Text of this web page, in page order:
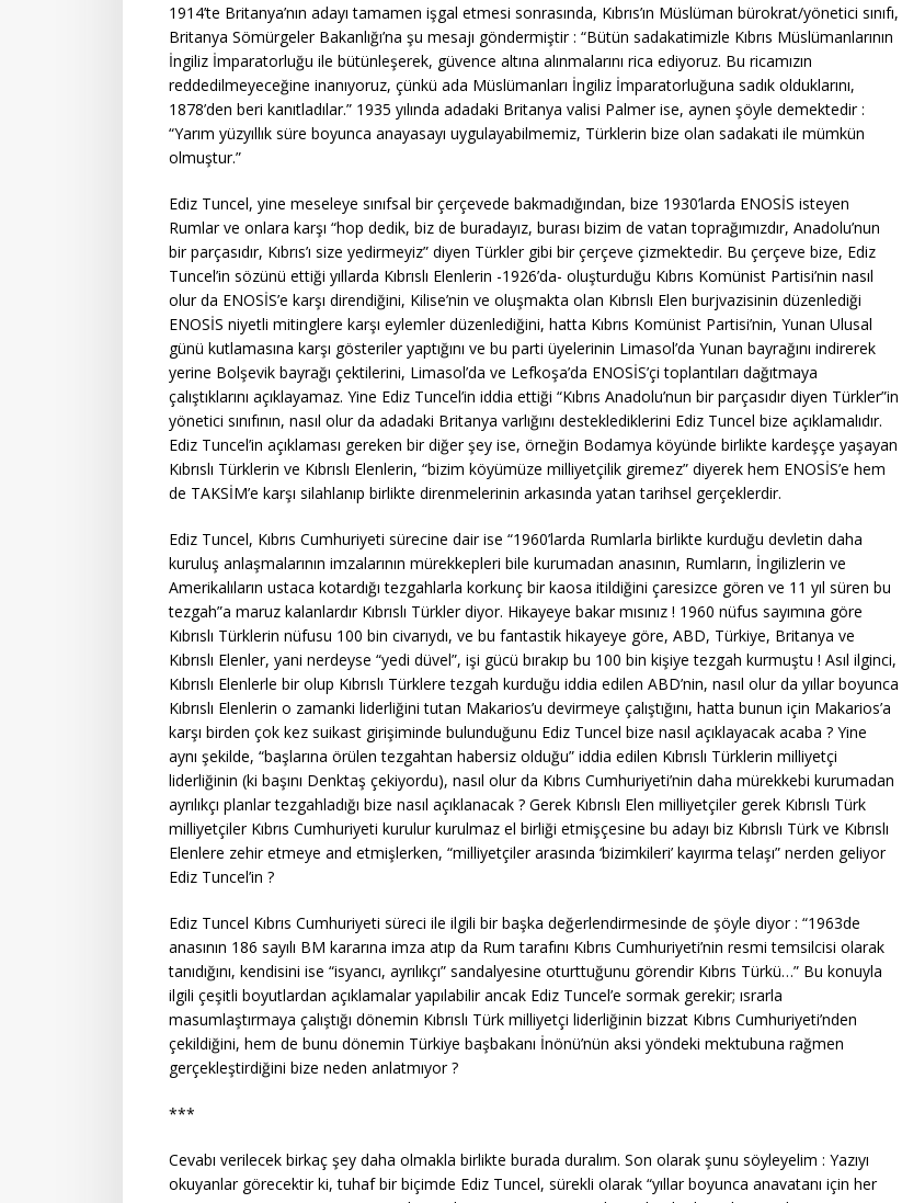
1914’te Britanya’nın adayı tamamen işgal etmesi sonrasında, Kıbrıs’ın Müslüman bürokrat/yönetici sınıfı,
Britanya Sömürgeler Bakanlığı’na şu mesajı göndermiştir : “Bütün sadakatimizle Kıbrıs Müslümanlarının
İngiliz İmparatorluğu ile bütünleşerek, güvence altına alınmalarını rica ediyoruz. Bu ricamızın
reddedilmeyeceğine inanıyoruz, çünkü ada Müslümanları İngiliz İmparatorluğuna sadık olduklarını,
1878’den beri kanıtladılar.” 1935 yılında adadaki Britanya valisi Palmer ise, aynen şöyle demektedir :
“Yarım yüzyıllık süre boyunca anayasayı uygulayabilmemiz, Türklerin bize olan sadakati ile mümkün
olmuştur.”
Ediz Tuncel, yine meseleye sınıfsal bir çerçevede bakmadığından, bize 1930’larda ENOSİS isteyen
Rumlar ve onlara karşı “hop dedik, biz de buradayız, burası bizim de vatan toprağımızdır, Anadolu’nun
bir parçasıdır, Kıbrıs’ı size yedirmeyiz” diyen Türkler gibi bir çerçeve çizmektedir. Bu çerçeve bize, Ediz
Tuncel’in sözünü ettiği yıllarda Kıbrıslı Elenlerin -1926’da- oluşturduğu Kıbrıs Komünist Partisi’nin nasıl
olur da ENOSİS’e karşı direndiğini, Kilise’nin ve oluşmakta olan Kıbrıslı Elen burjvazisinin düzenlediği
ENOSİS niyetli mitinglere karşı eylemler düzenlediğini, hatta Kıbrıs Komünist Partisi’nin, Yunan Ulusal
günü kutlamasına karşı gösteriler yaptığını ve bu parti üyelerinin Limasol’da Yunan bayrağını indirerek
yerine Bolşevik bayrağı çektilerini, Limasol’da ve Lefkoşa’da ENOSİS’çi toplantıları dağıtmaya
çalıştıklarını açıklayamaz. Yine Ediz Tuncel’in iddia ettiği “Kıbrıs Anadolu’nun bir parçasıdır diyen Türkler”in
yönetici sınıfının, nasıl olur da adadaki Britanya varlığını desteklediklerini Ediz Tuncel bize açıklamalıdır.
Ediz Tuncel’in açıklaması gereken bir diğer şey ise, örneğin Bodamya köyünde birlikte kardeşçe yaşayan
Kıbrıslı Türklerin ve Kıbrıslı Elenlerin, “bizim köyümüze milliyetçilik giremez” diyerek hem ENOSİS’e hem
de TAKSİM’e karşı silahlanıp birlikte direnmelerinin arkasında yatan tarihsel gerçeklerdir.
Ediz Tuncel, Kıbrıs Cumhuriyeti sürecine dair ise “1960’larda Rumlarla birlikte kurduğu devletin daha
kuruluş anlaşmalarının imzalarının mürekkepleri bile kurumadan anasının, Rumların, İngilizlerin ve
Amerikalıların ustaca kotardığı tezgahlarla korkunç bir kaosa itildiğini çaresizce gören ve 11 yıl süren bu
tezgah”a maruz kalanlardır Kıbrıslı Türkler diyor. Hikayeye bakar mısınız ! 1960 nüfus sayımına göre
Kıbrıslı Türklerin nüfusu 100 bin civarıydı, ve bu fantastik hikayeye göre, ABD, Türkiye, Britanya ve
Kıbrıslı Elenler, yani nerdeyse “yedi düvel”, işi gücü bırakıp bu 100 bin kişiye tezgah kurmuştu ! Asıl ilginci,
Kıbrıslı Elenlerle bir olup Kıbrıslı Türklere tezgah kurduğu iddia edilen ABD’nin, nasıl olur da yıllar boyunca
Kıbrıslı Elenlerin o zamanki liderliğini tutan Makarios’u devirmeye çalıştığını, hatta bunun için Makarios’a
karşı birden çok kez suikast girişiminde bulunduğunu Ediz Tuncel bize nasıl açıklayacak acaba ? Yine
aynı şekilde, “başlarına örülen tezgahtan habersiz olduğu” iddia edilen Kıbrıslı Türklerin milliyetçi
liderliğinin (ki başını Denktaş çekiyordu), nasıl olur da Kıbrıs Cumhuriyeti’nin daha mürekkebi kurumadan
ayrılıkçı planlar tezgahladığı bize nasıl açıklanacak ? Gerek Kıbrıslı Elen milliyetçiler gerek Kıbrıslı Türk
milliyetçiler Kıbrıs Cumhuriyeti kurulur kurulmaz el birliği etmişçesine bu adayı biz Kıbrıslı Türk ve Kıbrıslı
Elenlere zehir etmeye and etmişlerken, “milliyetçiler arasında ‘bizimkileri’ kayırma telaşı” nerden geliyor
Ediz Tuncel’in ?
Ediz Tuncel Kıbrıs Cumhuriyeti süreci ile ilgili bir başka değerlendirmesinde de şöyle diyor : “1963de
anasının 186 sayılı BM kararına imza atıp da Rum tarafını Kıbrıs Cumhuriyeti’nin resmi temsilcisi olarak
tanıdığını, kendisini ise “isyancı, ayrılıkçı” sandalyesine oturttuğunu görendir Kıbrıs Türkü…” Bu konuyla
ilgili çeşitli boyutlardan açıklamalar yapılabilir ancak Ediz Tuncel’e sormak gerekir; ısrarla
masumlaştırmaya çalıştığı dönemin Kıbrıslı Türk milliyetçi liderliğinin bizzat Kıbrıs Cumhuriyeti’nden
çekildiğini, hem de bunu dönemin Türkiye başbakanı İnönü’nün aksi yöndeki mektubuna rağmen
gerçekleştirdiğini bize neden anlatmıyor ?
***
Cevabı verilecek birkaç şey daha olmakla birlikte burada duralım. Son olarak şunu söyleyelim : Yazıyı
okuyanlar görecektir ki, tuhaf bir biçimde Ediz Tuncel, sürekli olarak “yıllar boyunca anavatanı için her